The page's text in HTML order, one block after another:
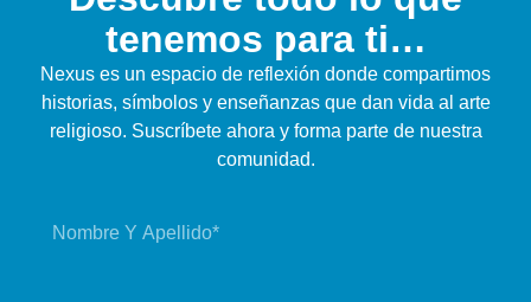
tenemos para ti…
Nexus es un espacio de reflexión donde compartimos
historias, símbolos y enseñanzas que dan vida al arte
religioso. Suscríbete ahora y forma parte de nuestra
comunidad.